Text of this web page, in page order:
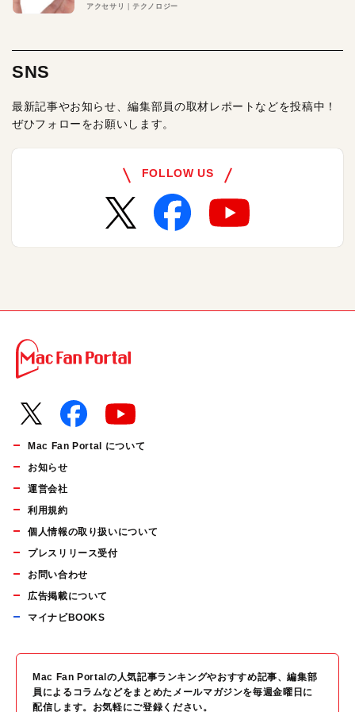
アクセサリ テクノロジー
SNS
最新記事やお知らせ、編集部員の取材レポートなどを投稿中！
ぜひフォローをお願いします。
FOLLOW US
Mac Fan Portal について
お知らせ
運営会社
利用規約
個人情報の取り扱いについて
プレスリリース受付
お問い合わせ
広告掲載について
マイナビBOOKS
Mac Fan Portalの人気記事ランキングやおすすめ記事、編集部
員によるコラムなどをまとめたメールマガジンを毎週金曜日に
配信します。お気軽にご登録ください。